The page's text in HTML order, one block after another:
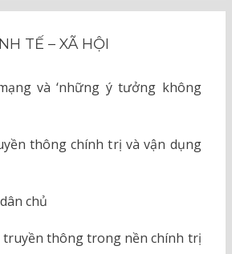
TẾ – XÃ HỘI
và ‘những ý tưởng không
thông chính trị và vận dụng
chủ
truyền thông trong nền chính trị